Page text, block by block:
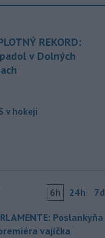
REKORD:
v Dolných
v hokeji
6h 24h 7d
Poslankyňa
vajíčka